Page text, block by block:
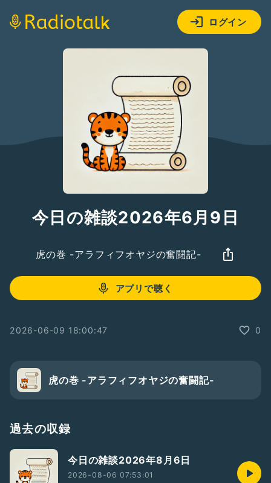
ログイン
今日の雑談2026年6月9日
虎の巻 -アラフィフオヤジの奮闘記-
アプリで聴く
2026-06-09 18:00:47 0
虎の巻 -アラフィフオヤジの奮闘記-
過去の収録
今日の雑談2026年8月6日
2026-08-06 07:53:01